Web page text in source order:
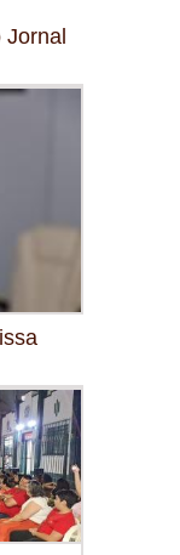
Jornal